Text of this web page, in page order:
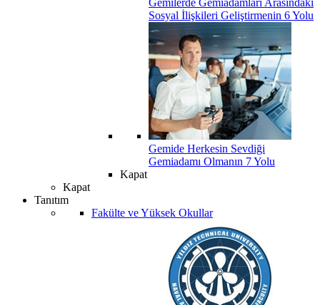
Sosyal İlişkileri Geliştirmenin 6 Yolu
Gemide Herkesin Sevdiği
Gemiadamı Olmanın 7 Yolu
Kapat
Kapat
Tanıtım
Fakülte ve Yüksek Okullar